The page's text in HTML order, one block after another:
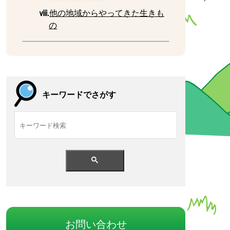
ⅷ.他の地域からやってきた生きも
の
キーワードでさがす
お問い合わせ